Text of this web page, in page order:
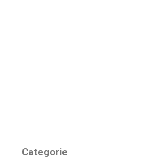
Categorie